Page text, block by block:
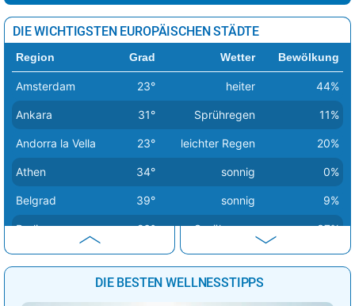
DIE WICHTIGSTEN EUROPÄISCHEN STÄDTE
Region Grad Wetter Bewölkung
Amsterdam 23° heiter 44%
Ankara 31° Sprühregen 11%
Andorra la Vella 23° leichter Regen 20%
Athen 34° sonnig 0%
Belgrad 39° sonnig 9%
Berlin 26° Sprühregen 37%
Bern 30° Regen 16%
30° heiter
DIE BESTEN WELLNESSTIPPS